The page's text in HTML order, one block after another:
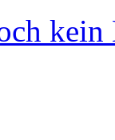
kein